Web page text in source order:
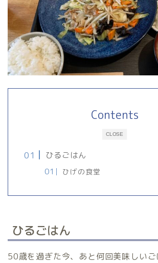
CLOSE
Contents
ひるごはん
ひげの食堂
ひるごはん
50歳を過ぎた今、あと何回美味しい